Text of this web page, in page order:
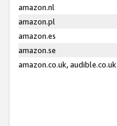
amazon.nl
amazon.pl
amazon.es
amazon.se
amazon.co.uk, audible.co.uk